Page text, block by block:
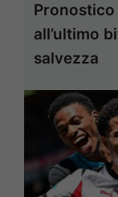
Pronostico
all’ultimo
salvezza